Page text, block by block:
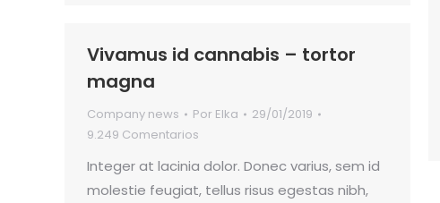
Vivamus id cannabis – tortor
magna
Company news Por Elka
29/01/2019
9.249 Comentarios
Integer at lacinia dolor. Donec varius, sem id
molestie feugiat, tellus risus egestas nibh,